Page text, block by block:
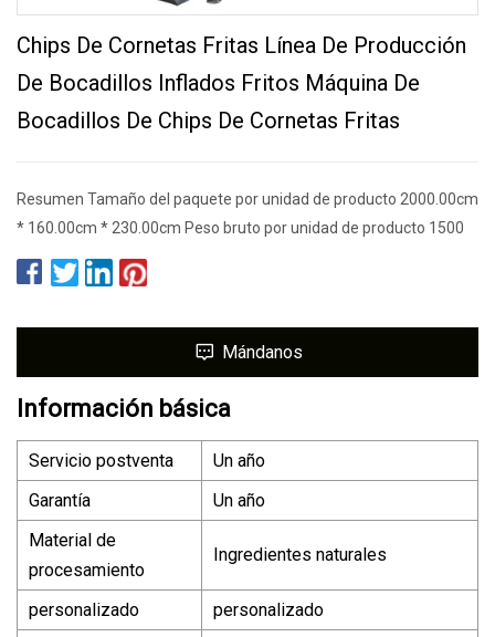
Chips De Cornetas Fritas Línea De Producción
De Bocadillos Inflados Fritos Máquina De
Bocadillos De Chips De Cornetas Fritas
Resumen Tamaño del paquete por unidad de producto 2000.00cm
* 160.00cm * 230.00cm Peso bruto por unidad de producto 1500
Mándanos
Información básica
Servicio postventa
Un año
Garantía
Un año
Material de
procesamiento
Ingredientes naturales
personalizado
personalizado